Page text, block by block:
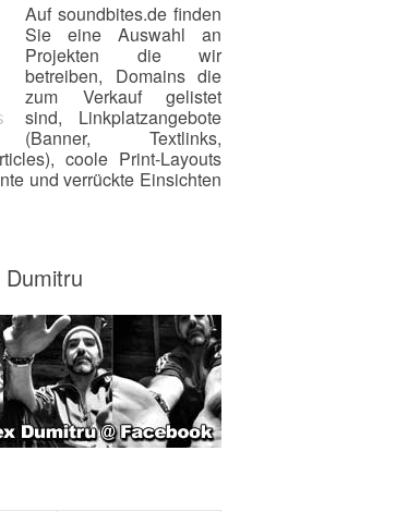
Auf soundbites.de finden
Sie eine Auswahl an
Projekten die wir
betreiben, Domains die
zum Verkauf gelistet
sind, Linkplatzangebote
(Banner, Textlinks,
coole Print-Layouts
und verrückte Einsichten